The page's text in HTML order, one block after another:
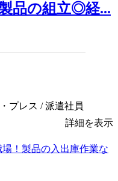
品の組立◎経...
プレス / 派遣社員
詳細を表示